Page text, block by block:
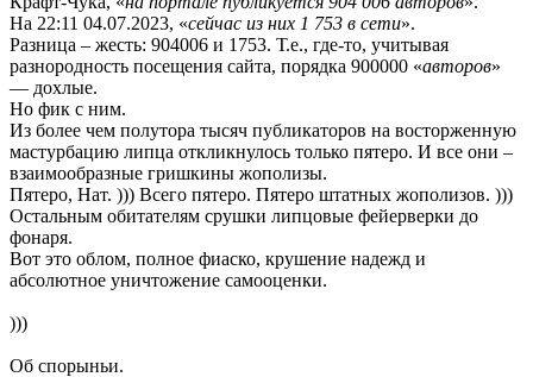
На 22:11 04.07.2023, «сейчас из них 1 753 в сети».
Разница – жесть: 904006 и 1753. Т.е., где-то, учитывая
разнородность посещения сайта, порядка 900000 «авторов»
— дохлые.
Но фик с ним.
Из более чем полутора тысяч публикаторов на восторженную
мастурбацию липца откликнулось только пятеро. И все они –
взаимообразные гришкины жополизы.
Пятеро, Нат. ))) Всего пятеро. Пятеро штатных жополизов. )))
Остальным обитателям срушки липцовые фейерверки до
фонаря.
Вот это облом, полное фиаско, крушение надежд и
абсолютное уничтожение самооценки.
)))
Об спорыньи.